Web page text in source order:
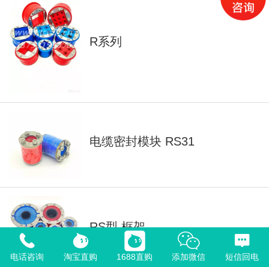
R系列
电缆密封模块 RS31
RS型 框架
电话咨询 淘宝直购 1688直购 添加微信 短信回电